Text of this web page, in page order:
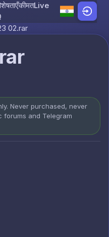
to content
कीमतLive
02.rar
Never purchased, never
forums and Telegram